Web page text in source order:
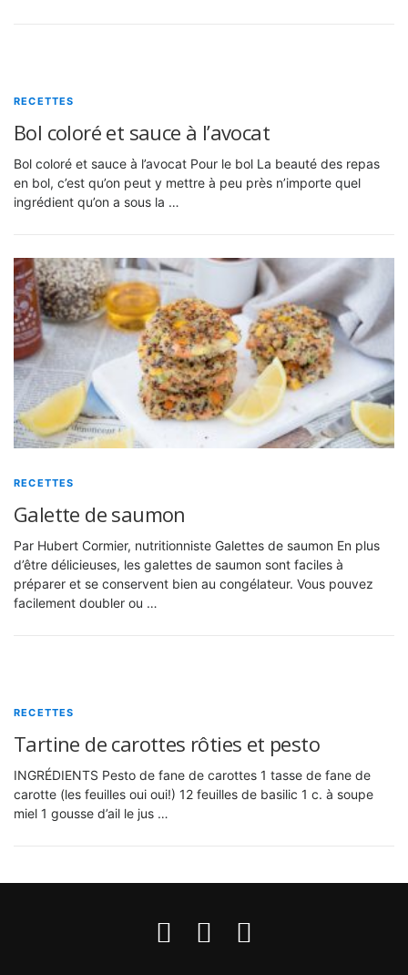
RECETTES
Bol coloré et sauce à l’avocat
Bol coloré et sauce à l’avocat Pour le bol La beauté des repas
en bol, c’est qu’on peut y mettre à peu près n’importe quel
ingrédient qu’on a sous la …
RECETTES
Galette de saumon
Par Hubert Cormier, nutritionniste Galettes de saumon En plus
d’être délicieuses, les galettes de saumon sont faciles à
préparer et se conservent bien au congélateur. Vous pouvez
facilement doubler ou …
RECETTES
Tartine de carottes rôties et pesto
INGRÉDIENTS Pesto de fane de carottes 1 tasse de fane de
carotte (les feuilles oui oui!) 12 feuilles de basilic 1 c. à soupe
miel 1 gousse d’ail le jus …